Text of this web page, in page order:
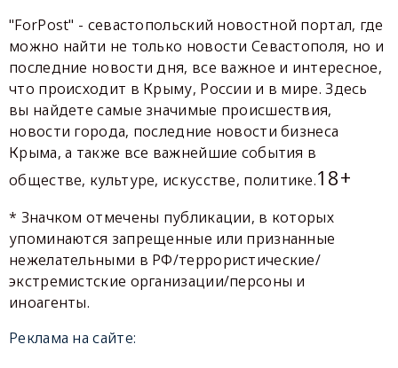
"ForPost" - севастопольский новостной портал, где
можно найти не только новости Севастополя, но и
последние новости дня, все важное и интересное,
что происходит в Крыму, России и в мире. Здесь
вы найдете самые значимые происшествия,
новости города, последние новости бизнеса
Крыма, а также все важнейшие события в
обществе, культуре, искусстве, политике.18+
* Значком отмечены публикации, в которых
упоминаются запрещенные или признанные
нежелательными в РФ/террористические/
экстремистские организации/персоны и
иноагенты.
Реклама на сайте: